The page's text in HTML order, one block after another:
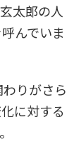
太郎の人
んでいま
りがさら
に対する